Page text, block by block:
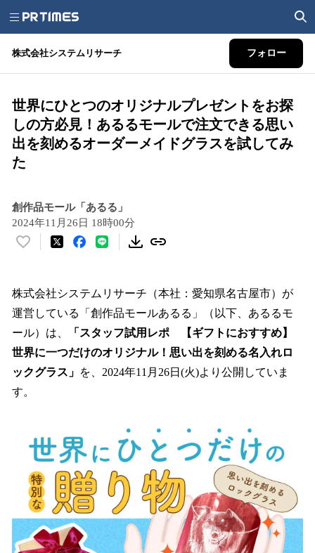
株式会社システムリサーチ フォロー
世界にひとつのオリジナルプレゼントをお探
しの方必見！あるるモールで注文できる思い
出を刻めるオーダーメイドグラスを試してみ
た
創作品モール「あるる」
2024年11月26日 18時00分
い
！
数
を
読
み
込
み
中
株式会社システムリサーチ（本社：愛知県名古屋市）が
運営している「創作品モールあるる」（以下、あるるモ
ール）は、
「スタッフ試用レポ 【ギフトにおすすめ】
世界に一つだけのオリジナル！思い出を刻める名入れロ
ックグラス」 を、2024年11月26日(火)より公開していま
す。